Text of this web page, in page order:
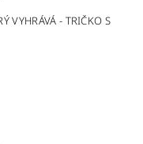
VYHRÁVÁ - TRIČKO S